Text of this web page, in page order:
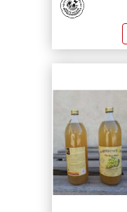
200